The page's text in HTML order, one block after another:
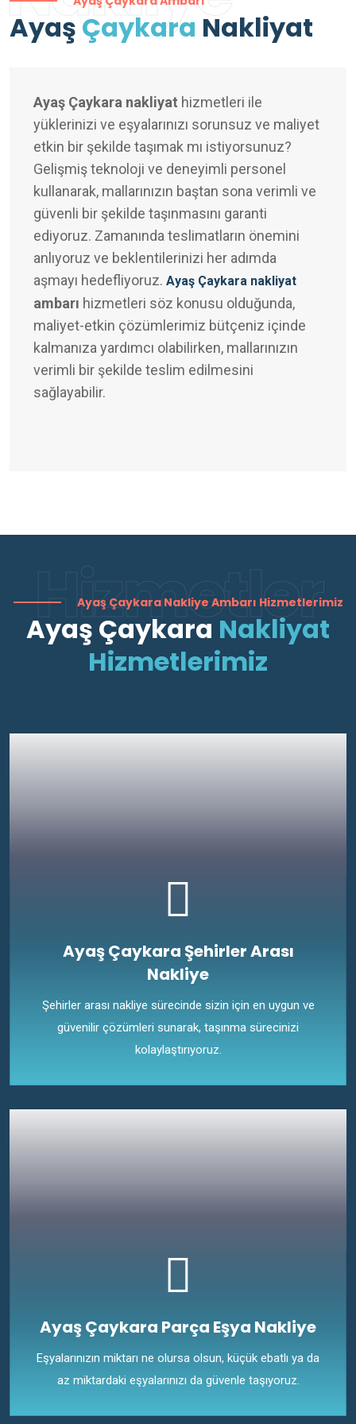
Ayaş Çaykara Nakliyat
Ayaş Çaykara nakliyat hizmetleri ile
yüklerinizi ve eşyalarınızı sorunsuz ve maliyet
etkin bir şekilde taşımak mı istiyorsunuz?
Gelişmiş teknoloji ve deneyimli personel
kullanarak, mallarınızın baştan sona verimli ve
güvenli bir şekilde taşınmasını garanti
ediyoruz. Zamanında teslimatların önemini
anlıyoruz ve beklentilerinizi her adımda
aşmayı hedefliyoruz. Ayaş Çaykara nakliyat
ambarı hizmetleri söz konusu olduğunda,
maliyet-etkin çözümlerimiz bütçeniz içinde
kalmanıza yardımcı olabilirken, mallarınızın
verimli bir şekilde teslim edilmesini
sağlayabilir.
Hizmetler
Ayaş Çaykara Nakliye Ambarı Hizmetlerimiz
Ayaş Çaykara Nakliyat
Hizmetlerimiz
Ayaş Çaykara Şehirler Arası
Nakliye
Şehirler arası nakliye sürecinde sizin için en uygun ve
güvenilir çözümleri sunarak, taşınma sürecinizi
kolaylaştırıyoruz.
Ayaş Çaykara Parça Eşya Nakliye
Eşyalarınızın miktarı ne olursa olsun, küçük ebatlı ya da
az miktardaki eşyalarınızı da güvenle taşıyoruz.